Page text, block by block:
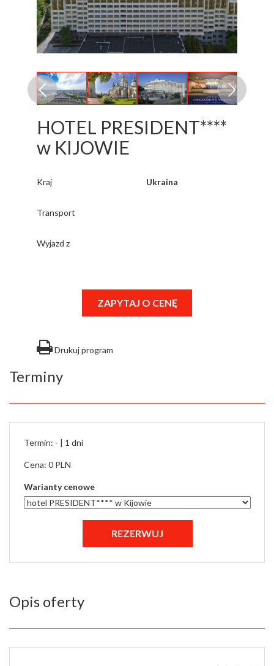
HOTEL PRESIDENT****
w KIJOWIE
Kraj Ukraina
Transport
Wyjazd z
ZAPYTAJ O CENĘ
Drukuj program
Terminy
Termin: - | 1 dni
Cena: 0 PLN
Warianty cenowe
Opis oferty